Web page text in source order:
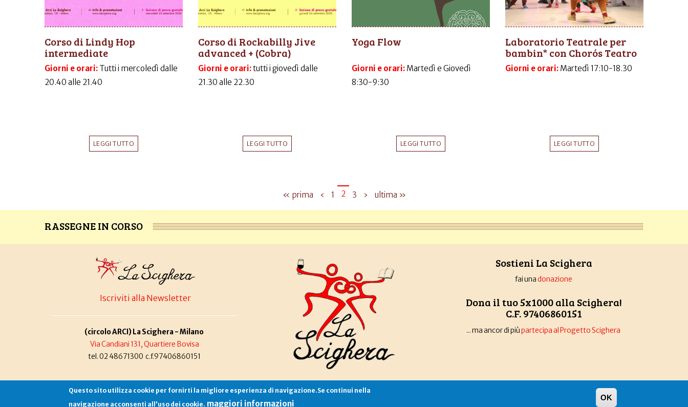
Corso di Lindy Hop
intermediate
Giorni e orari: Tutti i mercoledì dalle
20.40 alle 21.40
LEGGI TUTTO
Corso di Rockabilly Jive
advanced + (Cobra)
Giorni e orari:tutti i giovedì dalle
21.30 alle 22.30
LEGGI TUTTO
Yoga Flow
Giorni e orari: Martedì e Giovedì
8:30-9:30
LEGGI TUTTO
Laboratorio Teatrale per
bambin* con Chorós Teatro
Giorni e orari: Martedì 17:10-18.30
LEGGI TUTTO
« prima ‹ 1 2 3 › ultima »
RASSEGNE IN CORSO
Iscriviti alla Newsletter
(circolo ARCI) La Scighera - Milano
Via Candiani 131, Quartiere Bovisa
tel. 02 48671300 c.f.97406860151
Sostieni La Scighera
fai unadonazione
Dona il tuo 5x1000 alla Scighera!
C.F. 97406860151
... ma ancor di piùpartecipa al Progetto Scighera
Associazione La Scigheracopyleft |cookies
Questo sito utilizza cookie per fornirti la migliore esperienza di navigazione.Se continui nella
navigazione acconsenti all'uso dei cookie. maggiori informazioni
OK